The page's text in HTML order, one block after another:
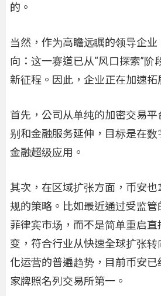
的。
当然，作为高瞻远瞩的领导企
向：这一赛道已从“风口探索”阶
新征程。因此，企业正在加速拓
首先，公司从单纯的加密交易
别和金融服务延伸，目标是在
金融超级应用。
其次，在区域扩张方面，币安
规的策略。比如最近通过受监
菲律宾市场，而不是简单重启
变，符合行业从快速全球扩张
化运营的普遍趋势，目前币安
家牌照名列交易所第一。